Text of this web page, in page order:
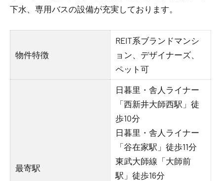
下水、専用バスの設備が充実しております。
物件特徴
REIT系ブランドマンシ
ョン、デザイナーズ、
ペット可
最寄駅
日暮里・舎人ライナー
「西新井大師西駅」徒
歩10分
日暮里・舎人ライナー
「谷在家駅」徒歩11分
東武大師線「大師前
駅」徒歩16分